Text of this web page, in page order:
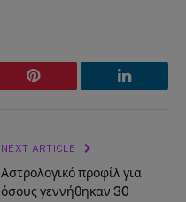
Pinterest LinkedIn
NEXT ARTICLE
Αστρολογικό προφίλ για
όσους γεννήθηκαν 30